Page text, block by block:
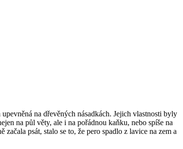
na dřevěných násadkách. Jejich vlastnosti byly
na půl věty, ale i na pořádnou kaňku, nebo spíše na
psát, stalo se to, že pero spadlo z lavice na zem a